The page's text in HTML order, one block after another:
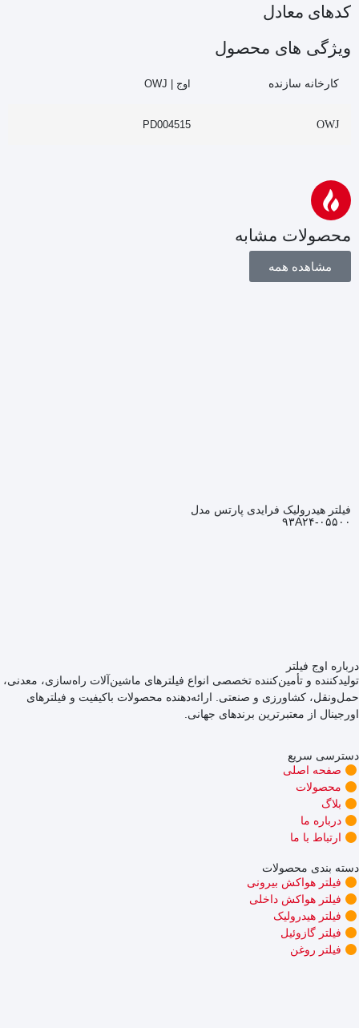
کدهای معادل
ویژگی های محصول
کارخانه سازنده اوج | OWJ
OWJ
PD004515
محصولات مشابه
مشاهده همه
فیلتر هیدرولیک فرایدی پارتس مدل
۹۳A۲۴-۰۵۵۰۰
درباره اوج فیلتر
تولیدکننده و تأمین‌کننده تخصصی انواع فیلترهای ماشین‌آلات راه‌سازی، معدنی،
حمل‌ونقل، کشاورزی و صنعتی. ارائه‌دهنده محصولات باکیفیت و فیلترهای
اورجینال از معتبرترین برندهای جهانی.
دسترسی سریع
صفحه اصلی
محصولات
بلاگ
درباره ما
ارتباط با ما
دسته بندی محصولات
فیلتر هواکش بیرونی
فیلتر هواکش داخلی
فیلتر هیدرولیک
فیلتر گازوئیل
فیلتر روغن